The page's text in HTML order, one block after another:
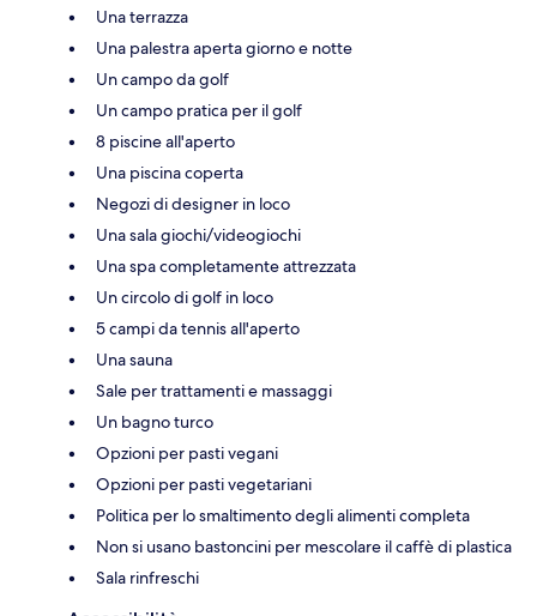
Una terrazza
Una palestra aperta giorno e notte
Un campo da golf
Un campo pratica per il golf
8 piscine all'aperto
Una piscina coperta
Negozi di designer in loco
Una sala giochi/videogiochi
Una spa completamente attrezzata
Un circolo di golf in loco
5 campi da tennis all'aperto
Una sauna
Sale per trattamenti e massaggi
Un bagno turco
Opzioni per pasti vegani
Opzioni per pasti vegetariani
Politica per lo smaltimento degli alimenti completa
Non si usano bastoncini per mescolare il caffè di plastica
Sala rinfreschi